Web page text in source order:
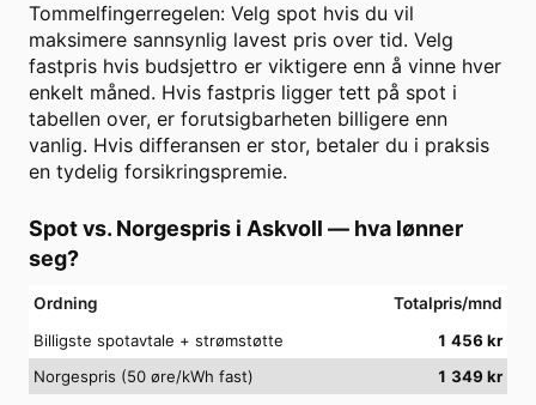
Tommelfingerregelen: Velg spot hvis du vil
maksimere sannsynlig lavest pris over tid. Velg
fastpris hvis budsjettro er viktigere enn å vinne hver
enkelt måned. Hvis fastpris ligger tett på spot i
tabellen over, er forutsigbarheten billigere enn
vanlig. Hvis differansen er stor, betaler du i praksis
en tydelig forsikringspremie.
Spot vs. Norgespris i Askvoll — hva lønner
seg?
Ordning
Totalpris/mnd
Billigste spotavtale + strømstøtte
1 456 kr
Norgespris (50 øre/kWh fast)
1 349 kr